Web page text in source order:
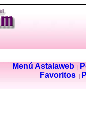
Menú Astalaweb|
Favoritos